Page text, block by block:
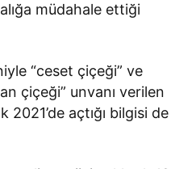
müdahale ettiği
“ceset çiçeği” ve
çiçeği” unvanı verilen
açtığı bilgisi de